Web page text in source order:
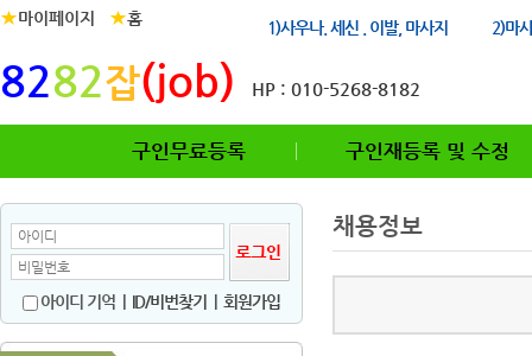
★마이페이지 ★홈
8282잡(job) HP : 010-5268-8182
1)사우나. 세신 . 이발, 마사지 2)마
구인무료등록 구인재등록 및 수정
아이디 기억 ID/비번찾기 회원가입
채용정보